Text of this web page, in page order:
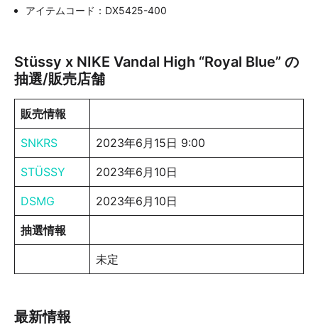
アイテムコード：DX5425-400
Stüssy x NIKE Vandal High “Royal Blue” の
抽選/販売店舗
販売情報
SNKRS 2023年6月15日 9:00
STÜSSY 2023年6月10日
DSMG 2023年6月10日
抽選情報
未定
最新情報